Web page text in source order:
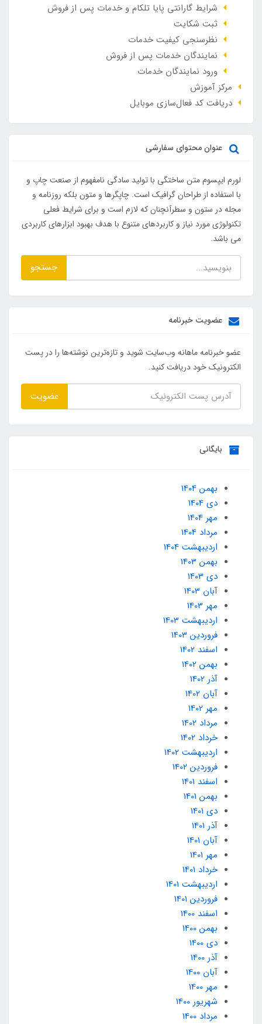
شرایط گارانتی پایا تلکام و خدمات پس از فروش
ثبت شکایت
نظرسنجی کیفیت خدمات
نمایندگان خدمات پس از فروش
ورود نمایندگان خدمات
مرکز آموزش
دریافت کد فعال‌سازی موبایل
عنوان محتوای سفارشی
لورم ایپسوم متن ساختگی با تولید سادگی نامفهوم از صنعت چاپ و
با استفاده از طراحان گرافیک است. چاپگرها و متون بلکه روزنامه و
مجله در ستون و سطرآنچنان که لازم است و برای شرایط فعلی
تکنولوژی مورد نیاز و کاربردهای متنوع با هدف بهبود ابزارهای کاربردی
می باشد.
جستجو
عضویت خبرنامه
عضو خبرنامه ماهانه وب‌سایت شوید و تازه‌ترین نوشته‌ها را در پست
الکترونیک خود دریافت کنید.
عضویت
بایگانی
بهمن 1404
دی 1404
مهر 1404
مرداد 1404
ارديبهشت 1404
بهمن 1403
دی 1403
آبان 1403
مهر 1403
ارديبهشت 1403
فروردین 1403
اسفند 1402
بهمن 1402
آذر 1402
آبان 1402
مهر 1402
مرداد 1402
خرداد 1402
ارديبهشت 1402
فروردین 1402
اسفند 1401
بهمن 1401
دی 1401
آذر 1401
آبان 1401
مهر 1401
خرداد 1401
ارديبهشت 1401
فروردین 1401
اسفند 1400
بهمن 1400
دی 1400
آذر 1400
آبان 1400
مهر 1400
شهریور 1400
مرداد 1400